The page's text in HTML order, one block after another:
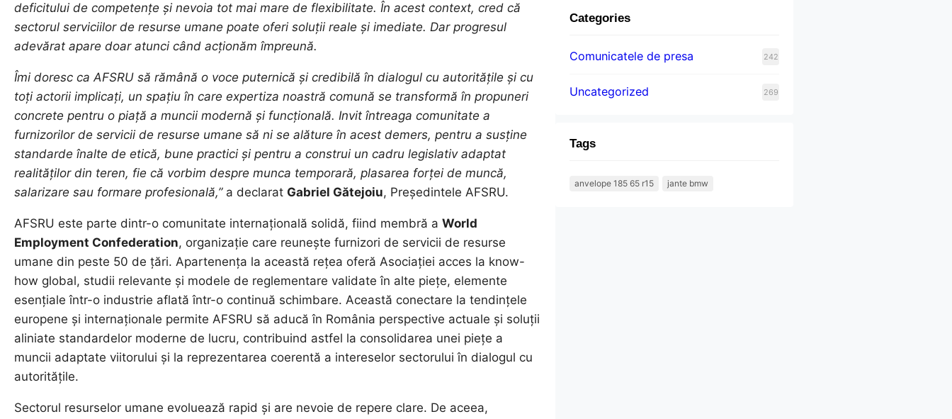
deficitului de competențe și nevoia tot mai mare de flexibilitate. În acest context, cred că
sectorul serviciilor de resurse umane poate oferi soluții reale și imediate. Dar progresul
adevărat apare doar atunci când acționăm împreună.
Îmi doresc ca AFSRU să rămână o voce puternică și credibilă în dialogul cu autoritățile și cu
toți actorii implicați, un spațiu în care expertiza noastră comună se transformă în propuneri
concrete pentru o piață a muncii modernă și funcțională. Invit întreaga comunitate a
furnizorilor de servicii de resurse umane să ni se alăture în acest demers, pentru a susține
standarde înalte de etică, bune practici și pentru a construi un cadru legislativ adaptat
realităților din teren, fie că vorbim despre munca temporară, plasarea forței de muncă,
salarizare sau formare profesională,” a declarat Gabriel Gătejoiu, Președintele AFSRU.
AFSRU este parte dintr-o comunitate internațională solidă, fiind membră a World
Employment Confederation, organizație care reunește furnizori de servicii de resurse
umane din peste 50 de țări. Apartenența la această rețea oferă Asociației acces la know-
how global, studii relevante și modele de reglementare validate în alte piețe, elemente
esențiale într-o industrie aflată într-o continuă schimbare. Această conectare la tendințele
europene și internaționale permite AFSRU să aducă în România perspective actuale și soluții
aliniate standardelor moderne de lucru, contribuind astfel la consolidarea unei piețe a
muncii adaptate viitorului și la reprezentarea coerentă a intereselor sectorului în dialogul cu
autoritățile.
Sectorul resurselor umane evoluează rapid și are nevoie de repere clare. De aceea,
Categories
Comunicatele de presa 242
Uncategorized 269
Tags
anvelope 185 65 r15 jante bmw